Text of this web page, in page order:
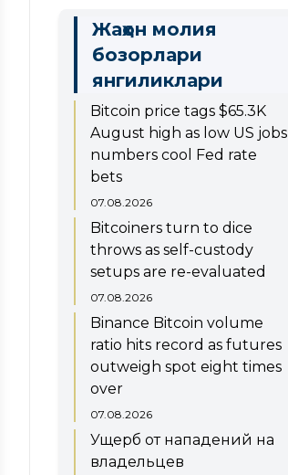
Жаҳон молия
бозорлари
янгиликлари
Bitcoin price tags $65.3K
August high as low US jobs
numbers cool Fed rate
bets
07.08.2026
Bitcoiners turn to dice
throws as self-custody
setups are re-evaluated
07.08.2026
Binance Bitcoin volume
ratio hits record as futures
outweigh spot eight times
over
07.08.2026
Ущерб от нападений на
владельцев